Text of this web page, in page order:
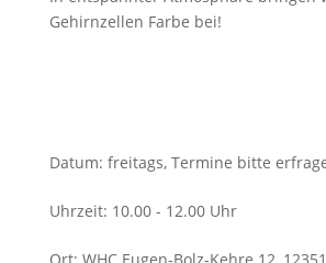
Gehirnzellen Farbe bei!
Datum: freitags, Termine bitte
Uhrzeit: 10.00 - 12.00 Uhr